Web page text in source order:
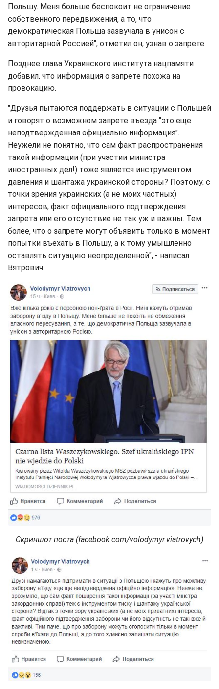
Польшу. Меня больше беспокоит не ограничение
собственного передвижения, а то, что
демократическая Польша зазвучала в унисон с
авторитарной Россией", отметил он, узнав о запрете.
Позднее глава Украинского института нацпамяти
добавил, что информация о запрете похожа на
провокацию.
"Друзья пытаются поддержать в ситуации с Польшей
и говорят о возможном запрете въезда "это еще
неподтвержденная официально информация".
Неужели не понятно, что сам факт распространения
такой информации (при участии министра
иностранных дел!) тоже является инструментом
давления и шантажа украинской стороны? Поэтому, с
точки зрения украинских (а не моих частных)
интересов, факт официального подтверждения
запрета или его отсутствие не так уж и важны. Тем
более, что о запрете могут объявить только в момент
попытки въехать в Польшу, а к тому умышленно
оставлять ситуацию неопределенной", - написал
Вятрович.
Скриншот поста (facebook.com/volodymyr.viatrovych)